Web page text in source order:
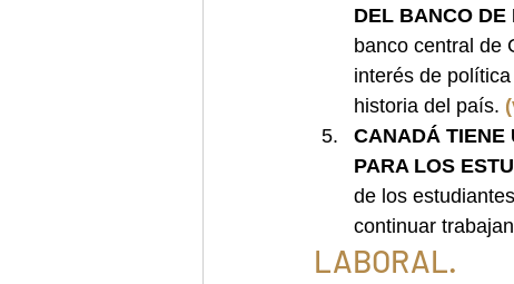
DEL BANCO DE
banco central de
interés de
historia del país.
CANADÁ TIENE
PARA LOS
de los
continuar
LABORAL.